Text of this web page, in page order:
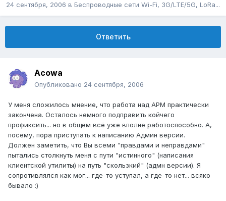
24 сентября, 2006 в Беспроводные сети Wi-Fi, 3G/LTE/5G, LoRa...
Ответить
Acowa
Опубликовано 24 сентября, 2006
У меня сложилось мнение, что работа над АРМ практически
закончена. Осталось немного подправить койчего
профиксить... но в общем всё уже вполне работоспособно. А,
посему, пора приступать к написанию Админ версии.
Должен заметить, что Вы всеми "правдами и неправдами"
пытались столкнуть меня с пути "истинного" (написания
клиентской утилиты) на путь "скользкий" (адмн версии). Я
сопротивлялся как мог... где-то уступал, а где-то нет... всяко
бывало :)